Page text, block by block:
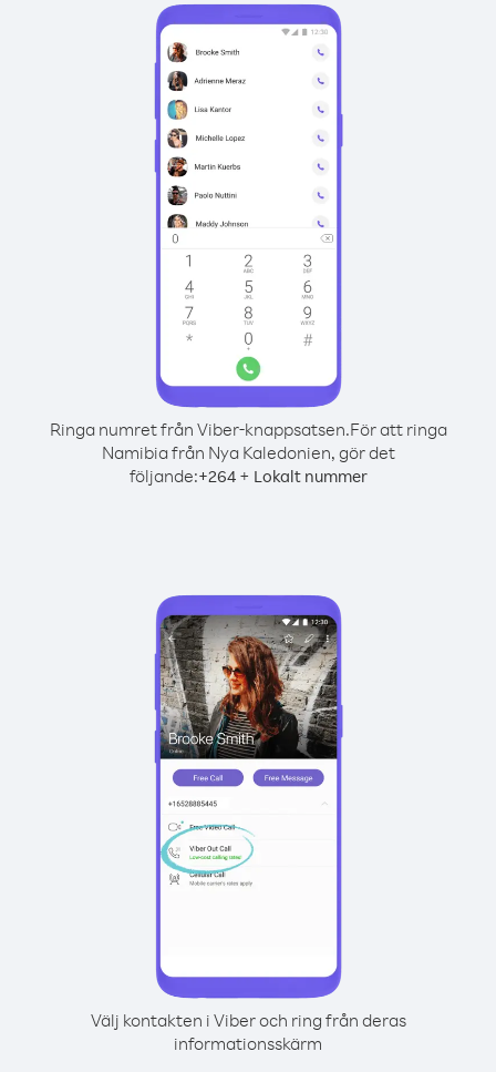
Ringa numret från Viber-knappsatsen.För att ringa
Namibia från Nya Kaledonien, gör det
följande:+264+ Lokalt nummer
Välj kontakten i Viber och ring från deras
informationsskärm